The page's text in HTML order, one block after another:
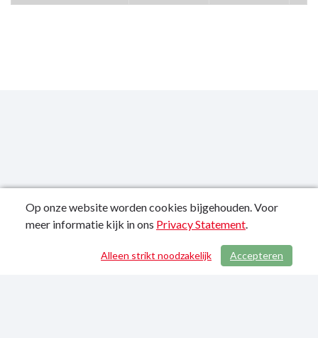
/ 756
Publicatiedatum: 21-01-2022
Op onze website worden cookies bijgehouden. Voor
meer informatie kijk in ons Privacy Statement.
Accepteren
Alleen strikt noodzakelijk